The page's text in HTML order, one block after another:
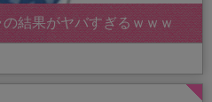
結果がヤバすぎるｗｗｗ